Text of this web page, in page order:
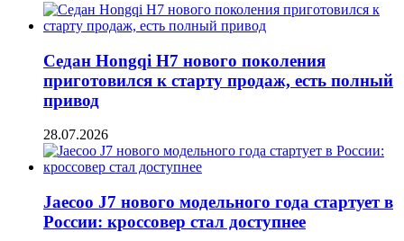
Седан Hongqi H7 нового поколения
приготовился к старту продаж, есть полный
привод
28.07.2026
Jaecoo J7 нового модельного года стартует в
России: кроссовер стал доступнее